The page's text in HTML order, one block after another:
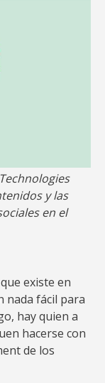
y las
en el
existe en
nada fácil para
hay quien a
hacerse con
de los